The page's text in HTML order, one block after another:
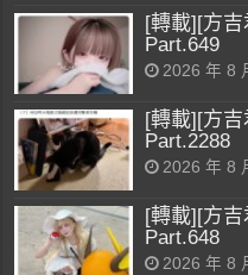
[轉載][方
Part.649
2026 年 8
[轉載][方
Part.2288
2026 年 8
[轉載][方
Part.648
2026 年 8